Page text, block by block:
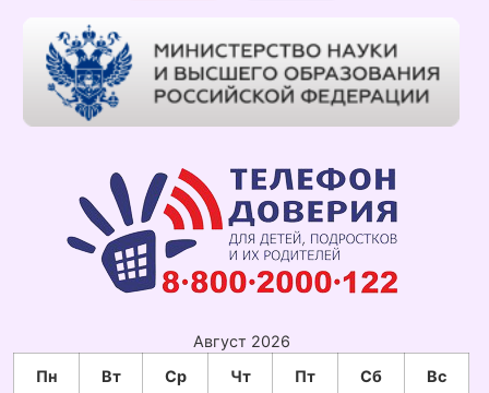
Август 2026
Пн
Вт Ср Чт Пт Сб Вс